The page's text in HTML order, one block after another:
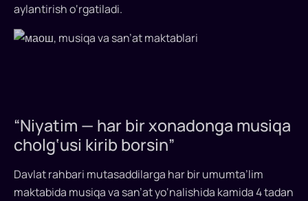
aylantirish o‘rgatiladi.
“Niyatim — har bir xonadonga musiqa
cholg‘usi kirib borsin”
Davlat rahbari mutasaddilarga har bir umumta’lim
maktabida musiqa va san’at yo‘nalishida kamida 4 tadan